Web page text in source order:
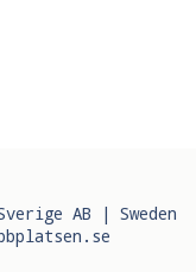
AB | Sweden